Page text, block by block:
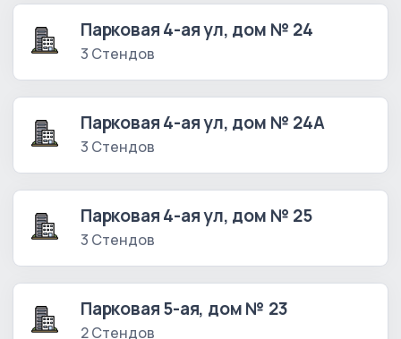
Парковая 4-ая ул, дом № 24
3 Стендов
Парковая 4-ая ул, дом № 24А
3 Стендов
Парковая 4-ая ул, дом № 25
3 Стендов
Парковая 5-ая, дом № 23
2 Стендов